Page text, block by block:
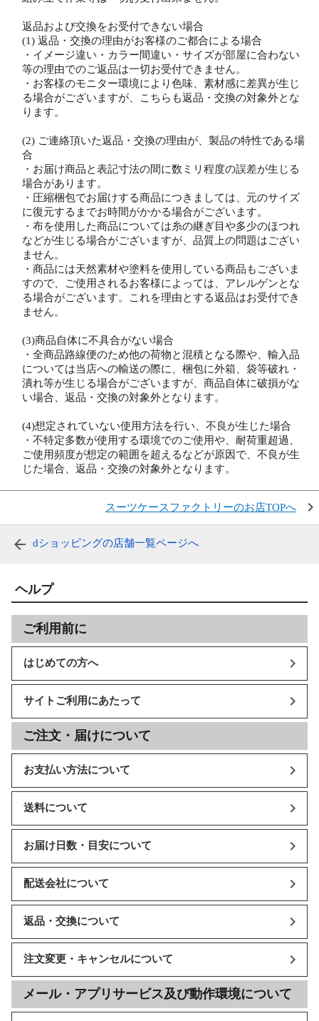
返品および交換をお受付できない場合
(1) 返品・交換の理由がお客様のご都合による場合
・イメージ違い・カラー間違い・サイズが部屋に合わない
等の理由でのご返品は一切お受付できません。
・お客様のモニター環境により色味、素材感に差異が生じ
る場合がございますが、こちらも返品・交換の対象外とな
ります。
(2) ご連絡頂いた返品・交換の理由が、製品の特性である場
合
・お届け商品と表記寸法の間に数ミリ程度の誤差が生じる
場合があります。
・圧縮梱包でお届けする商品につきましては、元のサイズ
に復元するまでお時間がかかる場合がございます。
・布を使用した商品については糸の継ぎ目や多少のほつれ
などが生じる場合がございますが、品質上の問題はござい
ません。
・商品には天然素材や塗料を使用している商品もございま
すので、ご使用されるお客様によっては、アレルゲンとな
る場合がございます。これを理由とする返品はお受付でき
ません。
(3)商品自体に不具合がない場合
・全商品路線便のため他の荷物と混積となる際や、輸入品
については当店への輸送の際に、梱包に外箱、袋等破れ・
潰れ等が生じる場合がございますが、商品自体に破損がな
い場合、返品・交換の対象外となります。
(4)想定されていない使用方法を行い、不良が生じた場合
・不特定多数が使用する環境でのご使用や、耐荷重超過、
ご使用頻度が想定の範囲を超えるなどが原因で、不良が生
じた場合、返品・交換の対象外となります。
スーツケースファクトリーのお店TOPへ
dショッピングの店舗一覧ページへ
ヘルプ
ご利用前に
はじめての方へ
サイトご利用にあたって
ご注文・届けについて
お支払い方法について
送料について
お届け日数・目安について
配送会社について
返品・交換について
注文変更・キャンセルについて
メール・アプリサービス及び動作環境について